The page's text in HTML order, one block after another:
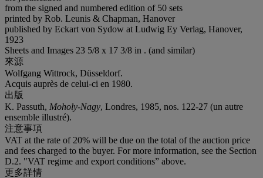
from the signed and numbered edition of 50 sets
printed by Rob. Leunis & Chapman, Hanover
published by Eckart von Sydow at Ludwig Ey Verlag, Hanover,
1923
Sheets and Images 23 5/8 x 17 3/8 in . (and similar)
來源
Wolfgang Wittrock, Düsseldorf.
Acquis auprès de celui-ci en 1980.
出版
K. Passuth, Moholy-Nagy, Londres, 1985, nos. 122-27 (un autre
ensemble illustré).
注意事項
VAT at the rate of 20% will be due on the total of the auction price
and fees charged to the buyer. For more information, see the Section
D.2. "VAT regime and export conditions” above.
更多詳情